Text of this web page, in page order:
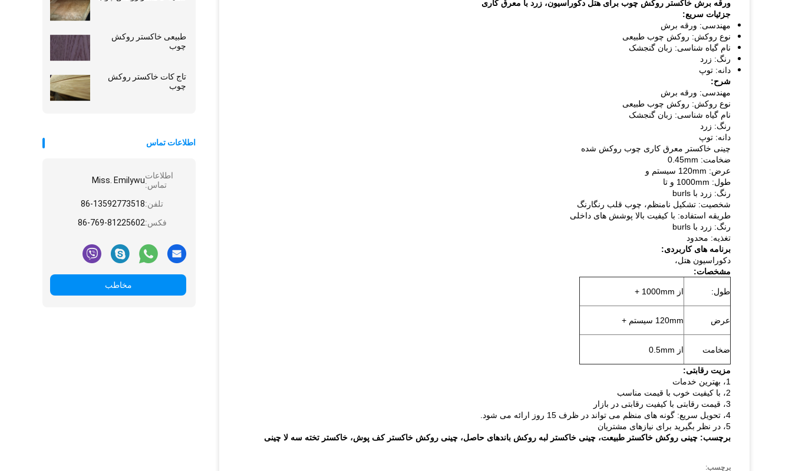
طبیعی خاکستر روکش
چوب
تاج کات خاکستر روکش
چوب
اطلاعات تماس
اطلاعات
تماس:Miss. Emilywu
تلفن:86-13592773518
فکس:86-769-81225602
مخاطب
ورقه برش خاکستر روکش چوب برای هتل دکوراسیون، زرد با معرق کاری
جزئیات سریع:
مهندسی: ورقه برش
نوع روکش: روکش چوب طبیعی
نام گیاه شناسی: زبان گنجشک
رنگ: زرد
دانه: توپ
شرح:
مهندسی: ورقه برش
نوع روکش: روکش چوب طبیعی
نام گیاه شناسی: زبان گنجشک
رنگ: زرد
دانه: توپ
چینی خاکستر معرق کاری چوب روکش شده
ضخامت: 0.45mm
عرض: 120mm سیستم و
طول: 1000mm و تا
رنگ: زرد با burls
شخصیت: تشکیل نامنظم، چوب قلب رنگارنگ
طریقه استفاده: با کیفیت بالا پوشش های داخلی
رنگ: زرد با burls
تغذیه: محدود
برنامه های کاربردی:
دکوراسیون هتل،
مشخصات:
طول: از 1000mm +
عرض 120mm سیستم +
ضخامت از 0.5mm
مزیت رقابتی:
1، بهترین خدمات
2، با کیفیت خوب با قیمت مناسب
3، قیمت رقابتی با کیفیت رقابتی در بازار
4، تحویل سریع: گونه های منظم می تواند در ظرف 15 روز ارائه می شود.
5، در نظر بگیرید برای نیازهای مشتریان
برچسب: چینی روکش خاکستر طبیعت، چینی خاکستر لبه روکش باندهای حاصل، چینی روکش خاکستر کف پوش، خاکستر تخته سه لا چینی
برچسب: